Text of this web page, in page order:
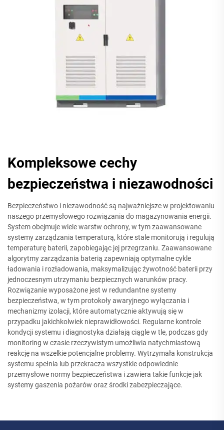
Kompleksowe cechy
bezpieczeństwa i niezawodności
Bezpieczeństwo i niezawodność są najważniejsze w projektowaniu
naszego przemysłowego rozwiązania do magazynowania energii.
System obejmuje wiele warstw ochrony, w tym zaawansowane
systemy zarządzania temperaturą, które stale monitorują i regulują
temperaturę baterii, zapobiegając jej przegrzaniu. Zaawansowane
algorytmy zarządzania baterią zapewniają optymalne cykle
ładowania i rozładowania, maksymalizując żywotność baterii przy
jednoczesnym utrzymaniu bezpiecznych warunków pracy.
Rozwiązanie wyposażone jest w redundantne systemy
bezpieczeństwa, w tym protokoły awaryjnego wyłączania i
mechanizmy izolacji, które automatycznie aktywują się w
przypadku jakichkolwiek nieprawidłowości. Regularne kontrole
kondycji systemu i diagnostyka działają ciągle w tle, podczas gdy
monitoring w czasie rzeczywistym umożliwia natychmiastową
reakcję na wszelkie potencjalne problemy. Wytrzymała konstrukcja
systemu spełnia lub przekracza wszystkie odpowiednie
przemysłowe normy bezpieczeństwa i zawiera takie funkcje jak
systemy gaszenia pożarów oraz środki zabezpieczające.